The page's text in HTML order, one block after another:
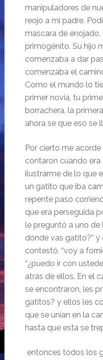
manipuladores de
reojo a mi padre.
mascara de
primogénito. Su hijo
comenzaba a dar
comenzaba el
Como el mundo lo
primer novia, tu
borrachera, la
ahora se que eso se
Por cierto me
contaron cuando era
ilustrarme de lo que
un gatito que iba
repente paso
que era perseguida
le preguntó a uno de
dónde vas gatito?”
contestó, “voy a
“¿puedo ir con
atrás de ellos. En el
se encontraron, les
gatitos? y ellos les
que se unían en la
hasta que esta se
entonces todos los